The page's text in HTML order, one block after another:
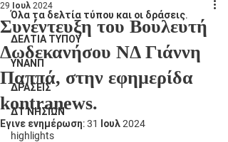
Όλα τα δελτία τύπου και οι δράσεις.
ΔΕΛΤΙΑ ΤΥΠΟΥ
ΥΝΑΝΠ
ΔΡΑΣΕΙΣ
ΔΤ ΝΗΣΙΩΝ
highlights
Συνέντευξη του Βουλευτή
Δωδεκανήσου ΝΔ Γιάννη
Παππά, στην εφημερίδα
kontranews.
29 Ιουλ 2024
Έγινε ενημέρωση:31 Ιουλ 2024